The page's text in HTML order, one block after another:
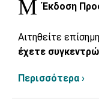
Έκδοση
Αιτηθείτε
έχετε
Περισσότερα ›